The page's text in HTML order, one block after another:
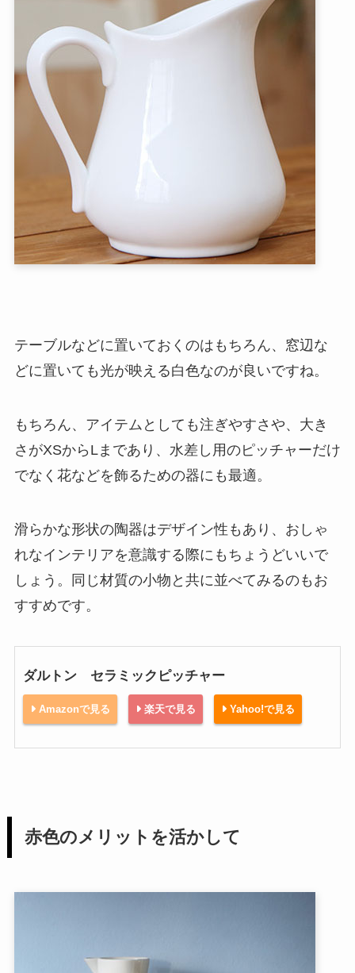
テーブルなどに置いておくのはもちろん、窓辺な
どに置いても光が映える白色なのが良いですね。
もちろん、アイテムとしても注ぎやすさや、大き
さがXSからLまであり、水差し用のピッチャーだけ
でなく花などを飾るための器にも最適。
滑らかな形状の陶器はデザイン性もあり、おしゃ
れなインテリアを意識する際にもちょうどいいで
しょう。同じ材質の小物と共に並べてみるのもお
すすめです。
ダルトン セラミックピッチャー
Amazonで見る 楽天で見る Yahoo!で見る
赤色のメリットを活かして